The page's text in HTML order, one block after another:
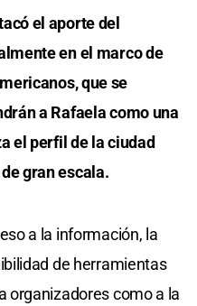
el aporte del
en el marco de
que se
a Rafaela como una
el perfil de la ciudad
gran escala.
a la información, la
de herramientas
organizadores como a la